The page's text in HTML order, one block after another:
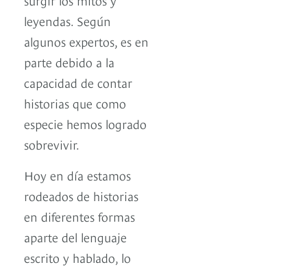
leyendas. Según
algunos expertos, es en
parte debido a la
capacidad de contar
historias que como
especie hemos logrado
sobrevivir.
Hoy en día estamos
rodeados de historias
en diferentes formas
aparte del lenguaje
escrito y hablado, lo